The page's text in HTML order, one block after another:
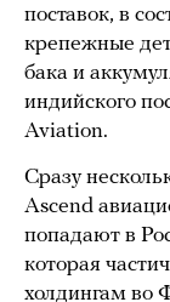
поставок, в
крепежные
бака и
индийского
Aviation.
Сразу
Ascend
попадают в
которая
холдингам во